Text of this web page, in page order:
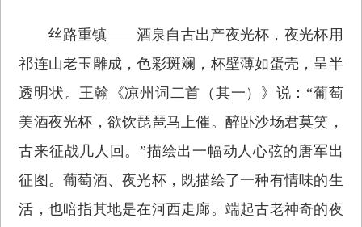
丝路重镇——酒泉自古出产夜光杯，夜光杯用
祁连山老玉雕成，色彩斑斓，杯壁薄如蛋壳，呈半
透明状。王翰《凉州词二首（其一）》说：“葡萄
美酒夜光杯，欲饮琵琶马上催。醉卧沙场君莫笑，
古来征战几人回。”描绘出一幅动人心弦的唐军出
征图。葡萄酒、夜光杯，既描绘了一种有情味的生
活，也暗指其地是在河西走廊。端起古老神奇的夜